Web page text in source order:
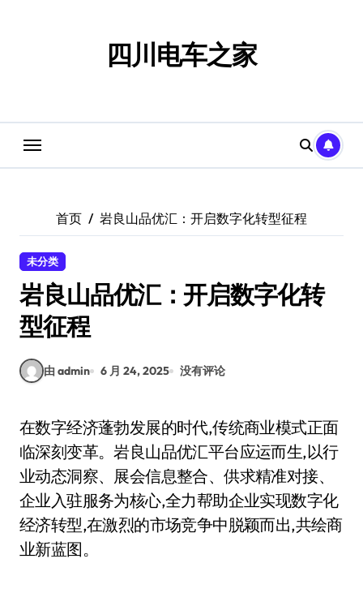
四川电车之家
首页 岩良山品优汇：开启数字化转型征程
未分类
岩良山品优汇：开启数字化转
型征程
由 admin 6 月 24, 2025 没有评论
在数字经济蓬勃发展的时代,传统商业模式正面
临深刻变革。岩良山品优汇平台应运而生,以行
业动态洞察、展会信息整合、供求精准对接、
企业入驻服务为核心,全力帮助企业实现数字化
经济转型,在激烈的市场竞争中脱颖而出,共绘商
业新蓝图。